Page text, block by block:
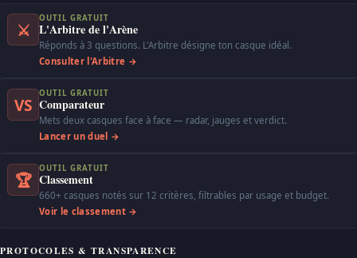
⚔
OUTIL GRATUIT
L'Arbitre de l'Arène
Réponds à 3 questions. L'Arbitre désigne ton casque idéal.
Consulter l'Arbitre →
VS
OUTIL GRATUIT
Comparateur
Mets deux casques face à face — radar, jauges et verdict.
Lancer un duel →
🏆
OUTIL GRATUIT
Classement
660+ casques notés sur 12 critères, filtrables par usage et budget.
Voir le classement →
PROTOCOLES & TRANSPARENCE